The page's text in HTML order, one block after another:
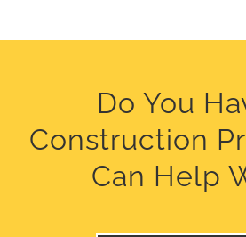
Do You
Construction
Can Help